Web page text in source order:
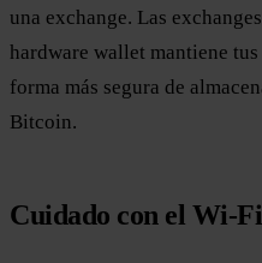
una exchange. Las
hardware wallet mantiene
forma más segura de
Bitcoin.
Cuidado con el Wi-